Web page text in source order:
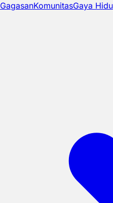
GagasanKomunitasGaya